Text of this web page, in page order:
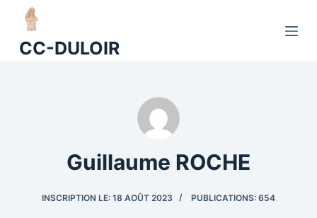
CC-DULOIR
Guillaume ROCHE
INSCRIPTION LE: 18 AOÛT 2023 PUBLICATIONS: 654